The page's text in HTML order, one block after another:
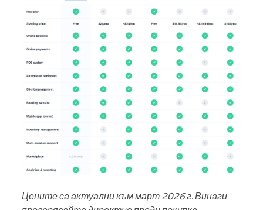
Цените са актуални към март 2026 г. Винаги